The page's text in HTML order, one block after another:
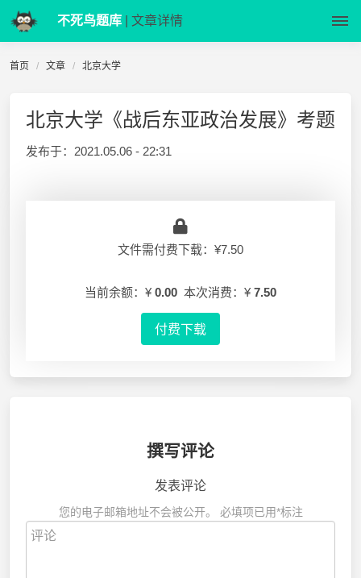
不死鸟题库 | 文章详情
首页 文章 北京大学
北京大学《战后东亚政治发展》考题
发布于： 2021.05.06 - 22:31
文件需付费下载：¥7.50
当前余额：¥ 0.00 本次消费：¥ 7.50
付费下载
撰写评论
发表评论
您的电子邮箱地址不会被公开。 必填项已用*标注